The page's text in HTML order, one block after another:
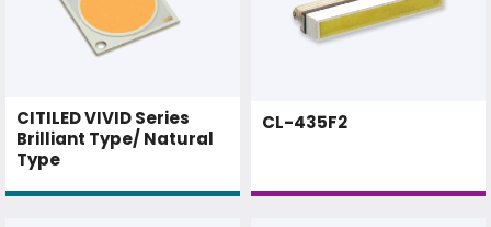
CITILED VIVID Series
Brilliant Type/ Natural
Type
CL-435F2